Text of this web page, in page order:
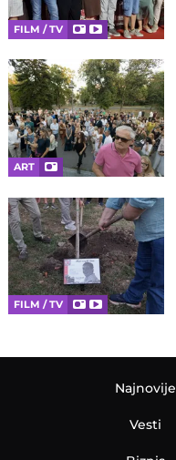
FILM / TV
ART
FILM / TV
Najnovije
Vesti